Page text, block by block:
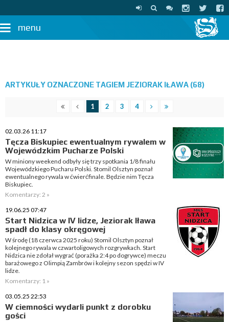
menu
ARTYKUŁY OZNACZONE TAGIEM JEZIORAK IŁAWA (68)
1 2 3 4
02.03.26 11:17
Tęcza Biskupiec ewentualnym rywalem w
Wojewódzkim Pucharze Polski
W miniony weekend odbyły się trzy spotkania 1/8 finału
Wojewódzkiego Pucharu Polski. Stomil Olsztyn poznał
ewentualnego rywala w ćwierćfinale. Będzie nim Tęcza
Biskupiec.
Komentarzy: 2 »
19.06.25 07:47
Start Nidzica w IV lidze, Jeziorak Iława
spadł do klasy okręgowej
W środę (18 czerwca 2025 roku) Stomil Olsztyn poznał
kolejnego rywala w czwartoligowych rozgrywkach. Start
Nidzica nie zdołał wygrać (porażka 2:4 po dogrywce) meczu
barażowego z Olimpią Zambrów i kolejny sezon spędzi w IV
lidze.
Komentarzy: 1 »
03.05.25 22:53
W ciemności wydarli punkt z dorobku
gości